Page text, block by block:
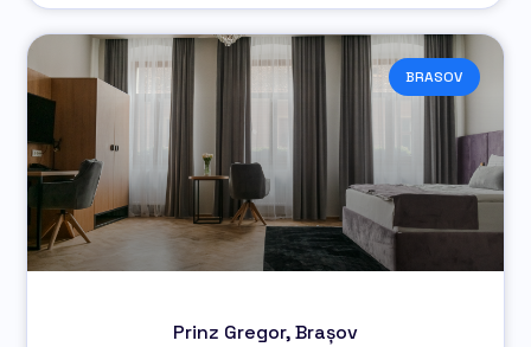
BRASOV
Prinz Gregor, Brașov